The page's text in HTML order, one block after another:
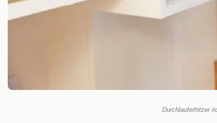
Durchlauferhitzer